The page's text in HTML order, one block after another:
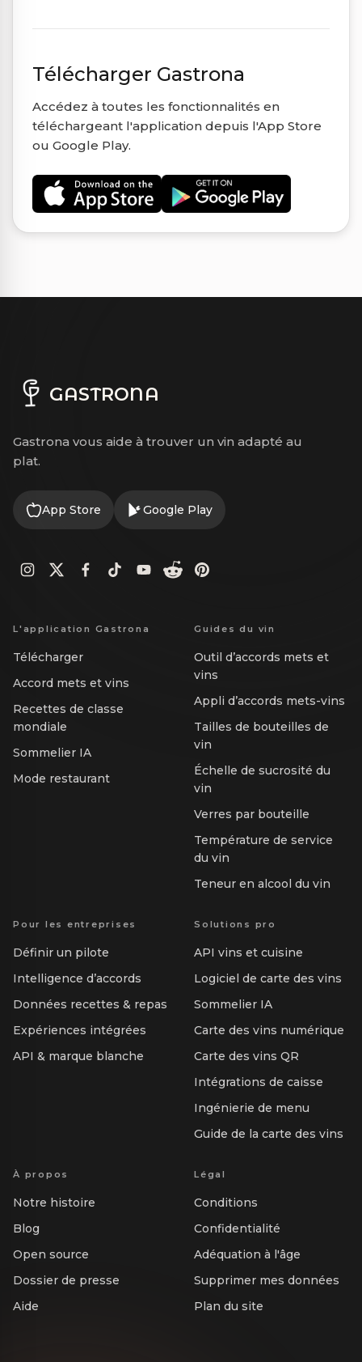
Télécharger Gastrona
Accédez à toutes les fonctionnalités en
téléchargeant l'application depuis l'App Store
ou Google Play.
GASTRONA
Gastrona vous aide à trouver un vin adapté au
plat.
App Store Google Play
L'application Gastrona
Télécharger
Accord mets et vins
Recettes de classe
mondiale
Sommelier IA
Mode restaurant
Guides du vin
Outil d’accords mets et
vins
Appli d’accords mets-vins
Tailles de bouteilles de
vin
Échelle de sucrosité du
vin
Verres par bouteille
Température de service
du vin
Teneur en alcool du vin
Pour les entreprises
Définir un pilote
Intelligence d’accords
Données recettes & repas
Expériences intégrées
API & marque blanche
Solutions pro
API vins et cuisine
Logiciel de carte des vins
Sommelier IA
Carte des vins numérique
Carte des vins QR
Intégrations de caisse
Ingénierie de menu
Guide de la carte des vins
À propos
Notre histoire
Blog
Open source
Dossier de presse
Aide
Légal
Conditions
Confidentialité
Adéquation à l'âge
Supprimer mes données
Plan du site